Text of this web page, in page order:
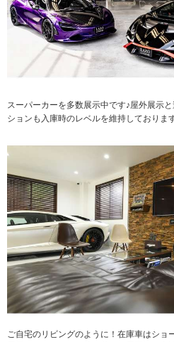
スーパーカーを多数展示中です♪屋外展示
ションも入庫時のレベルを維持しております
ご自宅のリビングのように！在庫車はショ